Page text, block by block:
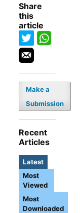
Share
this
article
Make a
Submission
Recent
Articles
Latest
Most
Viewed
Most
Downloaded